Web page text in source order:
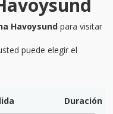
Havoysund para visitar
puede elegir el
Duración